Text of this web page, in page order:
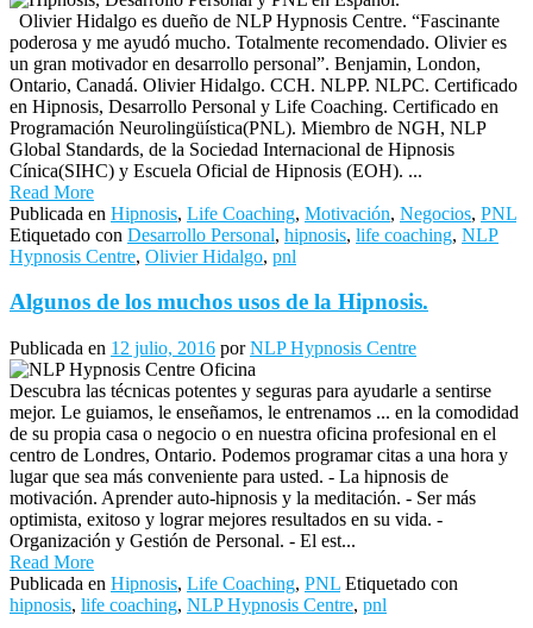
Olivier Hidalgo es dueño de NLP Hypnosis Centre. “Fascinante
poderosa y me ayudó mucho. Totalmente recomendado. Olivier es
un gran motivador en desarrollo personal”. Benjamin, London,
Ontario, Canadá. Olivier Hidalgo. CCH. NLPP. NLPC. Certificado
en Hipnosis, Desarrollo Personal y Life Coaching. Certificado en
Programación Neurolingüística(PNL). Miembro de NGH, NLP
Global Standards, de la Sociedad Internacional de Hipnosis
Cínica(SIHC) y Escuela Oficial de Hipnosis (EOH). ...
Read More
Publicada en Hipnosis, Life Coaching, Motivación, Negocios, PNL
Etiquetado con Desarrollo Personal, hipnosis, life coaching, NLP
Hypnosis Centre, Olivier Hidalgo, pnl
Algunos de los muchos usos de la Hipnosis.
Publicada en 12 julio, 2016 porNLP Hypnosis Centre
Descubra las técnicas potentes y seguras para ayudarle a sentirse
mejor. Le guiamos, le enseñamos, le entrenamos ... en la comodidad
de su propia casa o negocio o en nuestra oficina profesional en el
centro de Londres, Ontario. Podemos programar citas a una hora y
lugar que sea más conveniente para usted. - La hipnosis de
motivación. Aprender auto-hipnosis y la meditación. - Ser más
optimista, exitoso y lograr mejores resultados en su vida. -
Organización y Gestión de Personal. - El est...
Read More
Publicada en Hipnosis, Life Coaching, PNL Etiquetado con
hipnosis, life coaching, NLP Hypnosis Centre, pnl